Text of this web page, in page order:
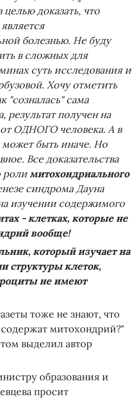
целью доказать, что
болезнью. Не буду
в сложных для
суть исследования и
Хочу отметить
"созналась" сама
результат получен на
ОДНОГО человека. А в
может быть иначе. Но
Все доказательства
ролимитохондриального
синдрома Дауна
изучении содержимого
- клетках, которые не
вообще!
который изучает на
структуры клеток,
не имеют
тоже не знают, что
митохондрий?"
выделил автор
образования и
просит